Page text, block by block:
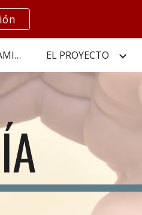
to navigation
INFORMACIÓN A LAS FAMILIAS EL PROYECTO